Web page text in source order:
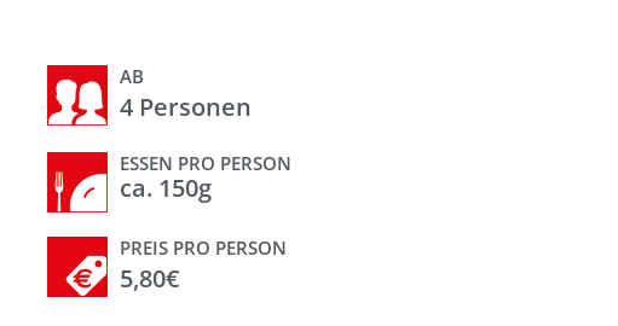
AB
4 Personen
ESSEN PRO PERSON
ca. 150g
PREIS PRO PERSON
5,80€